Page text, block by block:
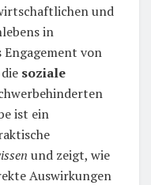
und
in
Engagement von
soziale
ist ein
und zeigt, wie
Auswirkungen